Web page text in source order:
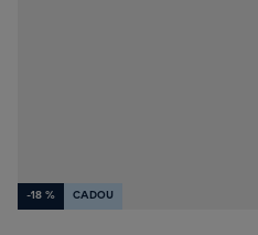
-18 % CADOU